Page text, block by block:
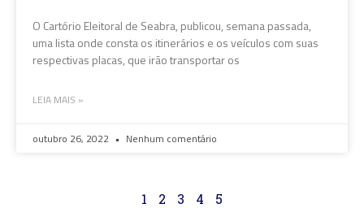
O Cartório Eleitoral de Seabra, publicou, semana passada,
uma lista onde consta os itinerários e os veículos com suas
respectivas placas, que irão transportar os
LEIA MAIS »
outubro 26, 2022 Nenhum comentário
1 2 3 4 5